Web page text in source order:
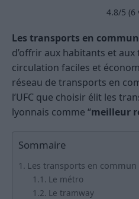
4.8/5 (6
Les transports en
d’offrir aux habitants et
circulation faciles et
réseau de transports en
l’UFC que choisir élit les
lyonnais comme “meilleur
Sommaire
Les transports en commun
Le métro
Le tramway